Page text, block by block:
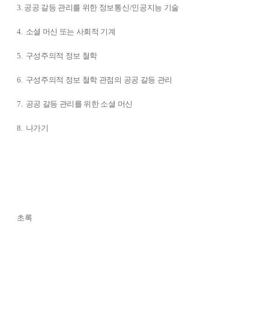
3. 공공 갈등 관리를 위한 정보통신/인공지능 기술
4. 소셜 머신 또는 사회적 기계
5. 구성주의적 정보 철학
6. 구성주의적 정보 철학 관점의 공공 갈등 관리
7. 공공 갈등 관리를 위한 소셜 머신
8. 나가기
초록